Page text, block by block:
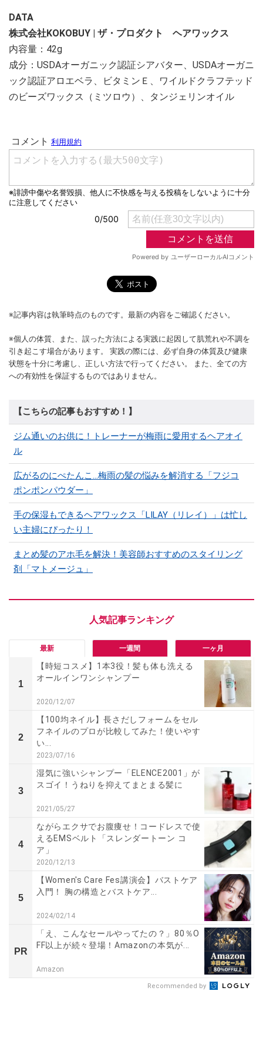
DATA
株式会社KOKOBUY | ザ・プロダクト ヘアワックス
内容量：42g
成分：USDAオーガニック認証シアバター、USDAオーガニ
ック認証アロエベラ、ビタミンＥ、ワイルドクラフテッド
のビーズワックス（ミツロウ）、タンジェリンオイル
※記事内容は執筆時点のものです。最新の内容をご確認ください。
※個人の体質、また、誤った方法による実践に起因して肌荒れや不調を
引き起こす場合があります。 実践の際には、必ず自身の体質及び健康
状態を十分に考慮し、正しい方法で行ってください。 また、全ての方
への有効性を保証するものではありません。
【こちらの記事もおすすめ！】
ジム通いのお供に！トレーナーが梅雨に愛用するヘアオイ
ル
広がるのにぺたんこ…梅雨の髪の悩みを解消する「フジコ
ポンポンパウダー」
手の保湿もできるヘアワックス「LILAY（リレイ）」は忙し
い主婦にぴったり！
まとめ髪のアホ毛を解決！美容師おすすめのスタイリング
剤「マトメージュ」
最新 一週間 一ヶ月
1
【時短コスメ】1本3役！髪も体も洗える
オールインワンシャンプー
2020/12/07
2
【100均ネイル】長さだしフォームをセル
フネイルのプロが比較してみた！使いやす
い...
2023/07/16
3
湿気に強いシャンプー「ELENCE2001」が
スゴイ！うねりを抑えてまとまる髪に
2021/05/27
4
ながらエクサでお腹痩せ！コードレスで使
えるEMSベルト「スレンダートーン コ
ア」
2020/12/13
5
【Women's Care Fes講演会】バストケア
入門！ 胸の構造とバストケア...
2024/02/14
PR
「え、こんなセールやってたの？」80％O
FF以上が続々登場！Amazonの本気が...
Amazon
Recommended by